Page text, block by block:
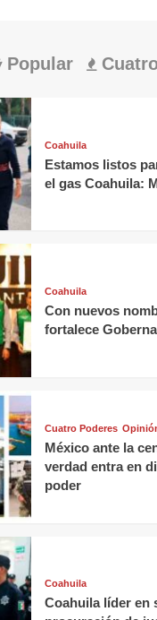
Popular
Coahuila
Estamos listos
el gas Coahuila:
Coahuila
Con nuevos
fortalece
Cuatro Poderes
México ante la
verdad entra en
poder
Coahuila
Coahuila líder en